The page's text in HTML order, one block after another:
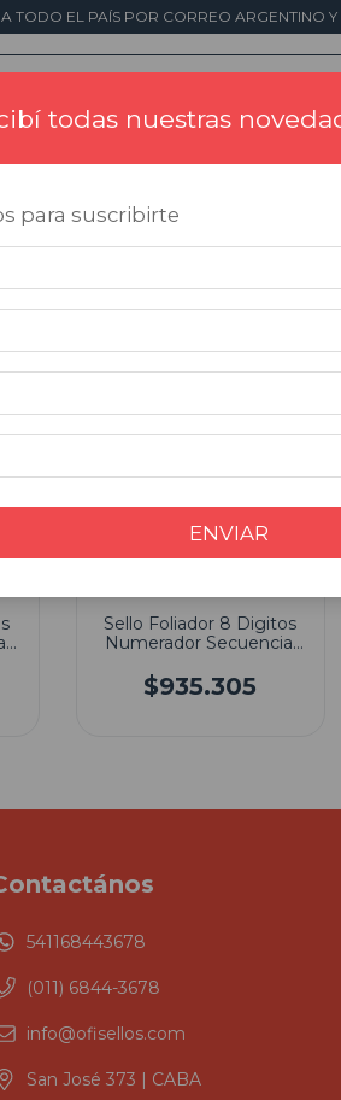
A TODO EL PAÍS POR CORREO ARGENTINO
Placas
Numeración automática
Sello Foliador 8 Digitos
Numerador Secuencial
$935.305
541168443678
(011) 6844-3678
info@ofisellos.com
San José 373 | CABA
todas nuestras
para suscribirte
ENVIAR